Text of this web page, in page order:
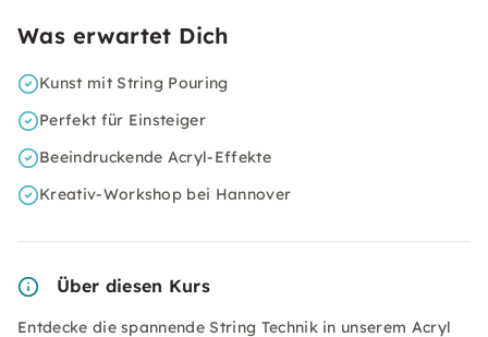
Was erwartet Dich
Kunst mit String Pouring
Perfekt für Einsteiger
Beeindruckende Acryl-Effekte
Kreativ-Workshop bei Hannover
Über diesen Kurs
Entdecke die spannende String Technik in unserem Acryl